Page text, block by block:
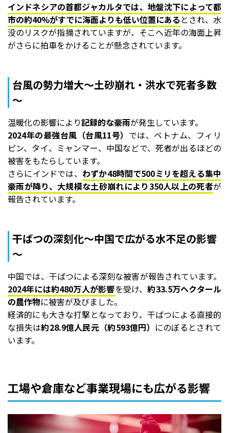
インドネシアの首都ジャカルタでは、地盤沈下によって都
市の約40%がすでに海面よりも低い位置にある とされ、水
没のリスクが指摘されていますが、そこへ近年の海面上昇
がさらに拍車をかけることが懸念されています。
台風の勢力増大～土砂崩れ・洪水で死者多数
～
温暖化の影響により記録的な豪雨が発生しています。
2024年の最強台風（台風11号） では、ベトナム、フィリ
ピン、タイ、ミャンマー、中国などで、死者が出るほどの
被害をもたらしています。
さらにインドでは、 わずか48時間で500ミリを超える集中
豪雨が降り、大規模な土砂崩れにより350人以上の死者が
報告されています。
干ばつの深刻化～中国で広がる水不足の影響
～
中国では、干ばつによる深刻な被害が報告されています。
2024年には約480万人が影響を受け、約33.5万ヘクタール
の農作物に被害が及びました。
経済的にも大きな打撃となっており、干ばつによる直接的
な損失は約28.9億人民元（約593億円） にのぼるとされて
います。
工場や倉庫など事業現場にも広がる影響